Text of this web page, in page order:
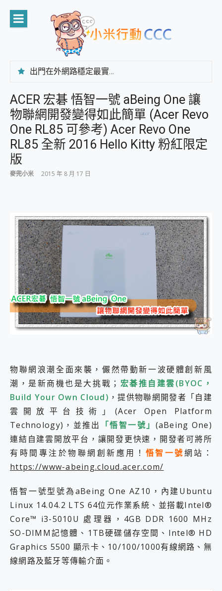
content
出門在外網路穩定最實在 「台灣大哥大」榮獲 4G/5G 在線率全球 NO.3 全台第一與全台六冠王實測心得，走到哪順到哪！
CP 值天花板~ Bongcom BS5 足球君開箱~ 短焦投影機 3千元就能擁有！ 折扣碼在這～
專為 PC上的 XBOX和掌機設計的 FireCuda X1070 SSD 固態硬碟開箱 評測
台灣製攝影機在這裡，100%全無線設計 SpotCam Solo Eco 太陽能防水雲端攝影機 SpotCam Solo 3 2.5K高畫質戶外攝影機 開箱 評測
電力超超超持久 MSI 微星 Prestige 14 AI+ D3MG-031TW 14吋 開箱評價，AI輕薄商務筆電 Copilot+ PC
超懂拍、耐用 AI 街拍機~ realme 16 Pro 開箱評價~ 2 億畫素 LumaColor 影像、持久續航與 IP69K 高防護
防窺黑科技 Galaxy S26 Ultra系列保護貼怎麼選？imos AR 低反光玻璃、藍寶石鏡頭貼與軍規防摔殼完整開箱評價
外型超吸晴~ 給您絕佳操控體驗 GravaStar Mercury K1 系列 異星機械鍵盤與 Mercury X 系列 輕量無線電競滑鼠 開箱 評測
DJI Osmo Pocket 3 爽爽帶回家 歡慶 EaseUS 21 週年到來，「Slogan 海報徵稿活動」好康大放送
寶可夢飛人外掛iToolab AnyGo全新升級，GO Fest 五折優惠嗨翻天！支援 iOS/Android！
百倍變焦實測~ vivo X200 Pro 與 S25 Ultra 誰能滿足全場景拍攝需求？
超好用的 PLAUD NotePin AI 智慧錄音膠囊~ 您的AI 秘書已上線 每月免費送你 300分鐘轉寫
COMPUTEX 2025 來囉！AGI亞奇雷 AI・Gaming・創作儲存方案登場，趕快來AGI亞奇雷挑戰任務抽 PS5！
自帶線的 有線無線都能充 ONPRO MagReact M5 10000mAh 5合1 磁吸無線急速行動電源 開箱 評測
您的專屬AI 助手 Yoga Slim 7 Aura Edition 觸控AI筆電 開箱 評測
realme 14 Pro 超硬軍規、冰感變色實測，realme 14 5G 遊戲戰鬥值爆表，效能x娛樂全都要！
iPhone、Apple Watch、AirPods耳機 三個設備充電一起搞定 ONPRO MagReact™ M3 3 in 1可攜摺疊無線充電器 開箱 評測
動靜皆宜「HUAWEI FreeArc」開放式耳掛耳機，無感配戴! 超穩超服貼，音質、通話也很優質
好玩好拍 vivo V50 ~ 口袋裡的 Zeiss 潮流攝影棚!
25種洗烘模式一機搞定! Roborock 衣莉莎白 H1 Neo分子篩洗脫烘 AI 滾筒洗衣機
給 MSI Claw 系列電競掌機 最完美的家 MSI Nest Docking Station 掌機專屬擴充底座 開箱 評測
B&O 精品級音響! Home+ 中嘉寬頻 SoundBox 劇院串流盒 開箱 評測
2億 APO蔡司長焦神機降臨~ vivo X200 Pro、vivo X200 就是這麼好拍
EaseUS Vocal Remover 免費線上去聲器一鍵去除人聲 人聲 音樂分離 2024 消除人聲推薦
Locawhere AnyTo 寶可夢飛人 AnyTo 不出門也可以飛遍全世界
97.3% 恢復率，資料救援就是這麼簡單 EaseUS Data Recovery Wizard Free 18.0.0 業界最好的資料救援軟體
磁碟系統大風吹 有了 磁碟管理程式 EaseUS Partition Master 就是這麼簡單
全新 SONY Xperia 1 VI 開箱! 相機實測! 長焦覆蓋更遠更清晰、2日長續航、頂尖影音娛樂效能~
Xiaomi 14 Ultra 開箱 評測~ 有深度的 Leica 影像旗艦手機! 加碼小旗艦 Xiaomi 14 開箱 評測
vivo TWS 3e 真無線藍牙耳機智慧降噪升級、音質明亮溫潤，並支援雙設備連接~
MSI Claw 掌機專屬配件包 來囉 完美保護 MSI Claw A1M-026TW 電競掌機
ACER 宏碁 悟智一號 aBeing One 讓
物聯網開發變得如此簡單 (Acer Revo
One RL85 可參考) Acer Revo One
RL85 全新 2016 Hello Kitty 粉紅限定
版
麥兜小米 2015 年 8 月 17 日
物聯網浪潮全面來襲，儼然帶動新一波硬體創新風
潮，是新商機也是大挑戰； 宏碁推自建雲(BYOC，
Build Your Own Cloud) ，提供物聯網開發者「自建
雲開放平台技術」(Acer Open Platform
Technology)，並推出
「悟智一號」 (aBeing One)
連結自建雲開放平台，讓開發更快速，開發者可將所
有時間專注於物聯網創新應用！ 悟智一號網站：
https://www-abeing.cloud.acer.com/
悟智一號型號為aBeing One AZ10，內建Ubuntu
Linux 14.04.2 LTS 64位元作業系統、並搭載Intel®
Core™ i3-5010U 處理器，4GB DDR 1600 MHz
SO-DIMM記憶體、1TB硬碟儲存空間、Intel® HD
Graphics 5500 顯示卡、10/100/1000有線網路、無
線網路及藍牙等傳輸介面。